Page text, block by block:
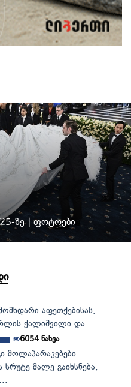
ზე | ფოტოები
აფეთქებისას,
ქალიშვილი და...
6054ნახვა
მოლაპარაკებები
სრუტე მალე გაიხსნება,